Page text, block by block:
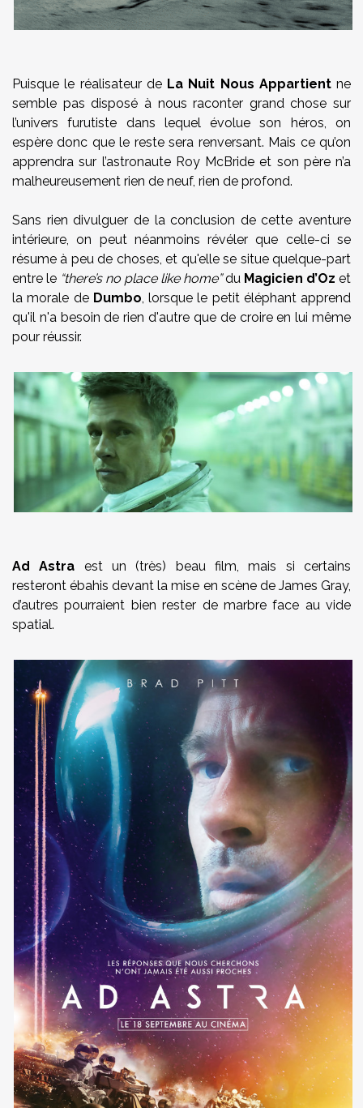
Puisque le réalisateur de La Nuit Nous Appartientne
semble pas disposé à nous raconter grand chose sur
l’univers furutiste dans lequel évolue son héros, on
espère donc que le reste sera renversant. Mais ce qu’on
apprendra sur l’astronaute Roy McBride et son père n’a
malheureusement rien de neuf, rien de profond.
Sans rien divulguer de la conclusion de cette aventure
intérieure, on peut néanmoins révéler que celle-ci se
résume à peu de choses, et qu'elle se situe quelque-part
entre le “there’s no place like home”du Magicien d’Oz et
la morale de Dumbo , lorsque le petit éléphant apprend
qu'il n'a besoin de rien d'autre que de croire en lui même
pour réussir.
Ad Astra est un (très) beau film, mais si certains
resteront ébahis devant la mise en scène de James Gray,
d’autres pourraient bien rester de marbre face au vide
spatial.